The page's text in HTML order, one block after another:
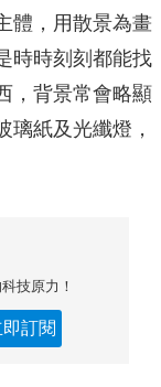
體，用散景為畫
時時刻刻都能找
，背景常會略顯
璃紙及光纖燈，
技原力！
即訂閱